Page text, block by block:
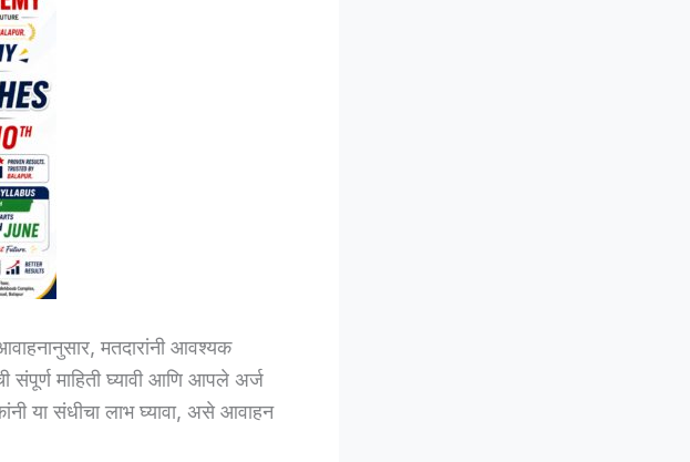
मतदारांनी आवश्यक
संपूर्ण माहिती घ्यावी आणि आपले अर्ज
या संधीचा लाभ घ्यावा, असे आवाहन